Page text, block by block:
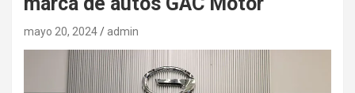
mayo 20, 2024 admin